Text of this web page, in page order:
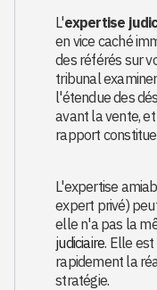
L'expertise
en vice caché
des référés sur
tribunal
l'étendue des
avant la vente,
rapport
L'expertise
expert privé)
elle n'a pas la
judiciaire. Elle
rapidement la
stratégie.